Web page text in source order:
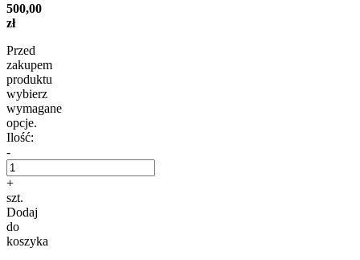
500,00
zł
Przed
zakupem
produktu
wybierz
wymagane
opcje.
Ilość:
-
+
szt.
Dodaj
do
koszyka